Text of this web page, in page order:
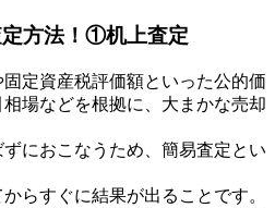
方法！①机上査定
定資産税評価額といった公的価
場などを根拠に、大まかな売却
におこなうため、簡易査定とい
らすぐに結果が出ることです。